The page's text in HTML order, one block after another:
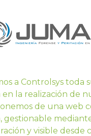
a Controlsys toda
en la realización de
de una web
gestionable
y visible desde